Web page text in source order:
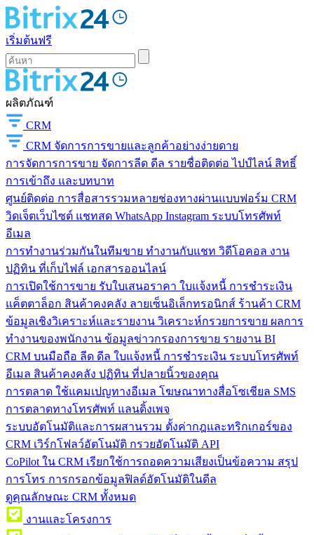
เริ่มต้นฟรี
ผลิตภัณฑ์
CRM
CRM จัดการการขายและลูกค้าอย่างง่ายดาย
การจัดการการขาย จัดการลีด ดีล รายชื่อติดต่อ ไปป์ไลน์ สิทธิ์
การเข้าถึง และบทบาท
ศูนย์ติดต่อ การสื่อสารรวมหลายช่องทางผ่านแบบฟอร์ม CRM
วิดเจ็ตเว็บไซต์ แชทสด WhatsApp Instagram ระบบโทรศัพท์
อีเมล
การทำงานร่วมกันในทีมขาย ทำงานกับแชท วิดีโอคอล งาน
ปฏิทิน ที่เก็บไฟล์ เอกสารออนไลน์
การเปิดใช้การขาย รับใบเสนอราคา ใบแจ้งหนี้ การชำระเงิน
แค็ตตาล็อก สินค้าคงคลัง ลายเซ็นอิเล็กทรอนิกส์ ร้านค้า CRM
ข้อมูลเชิงวิเคราะห์และรายงาน วิเคราะห์กรวยการขาย ผลการ
ทำงานของพนักงาน ข้อมูลข่าวกรองการขาย รายงาน BI
CRM บนมือถือ ลีด ดีล ใบแจ้งหนี้ การชำระเงิน ระบบโทรศัพท์
อีเมล สินค้าคงคลัง ปฏิทิน ที่ปลายนิ้วของคุณ
การตลาด ใช้แคมเปญทางอีเมล โฆษณาทางสื่อโซเชียล SMS
การตลาดทางโทรศัพท์ แลนดิ้งเพจ
ระบบอัตโนมัติและการผสานรวม ตั้งค่ากฎและทริกเกอร์ของ
CRM เวิร์กโฟลว์อัตโนมัติ กรวยอัตโนมัติ API
CoPilot ใน CRM เรียกใช้การถอดความเสียงเป็นข้อความ สรุป
การโทร การกรอกข้อมูลฟิลด์อัตโนมัติในดีล
ดูคุณลักษณะ CRM ทั้งหมด
งานและโครงการ